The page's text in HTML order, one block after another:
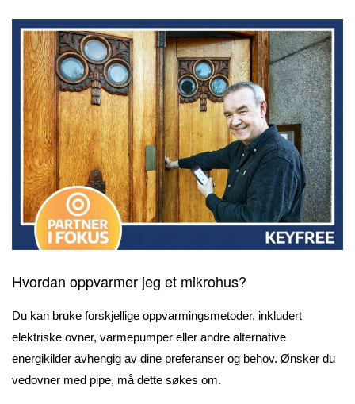
Hvordan oppvarmer jeg et mikrohus?
Du kan bruke forskjellige oppvarmingsmetoder, inkludert
elektriske ovner, varmepumper eller andre alternative
energikilder avhengig av dine preferanser og behov. Ønsker du
vedovner med pipe, må dette søkes om.